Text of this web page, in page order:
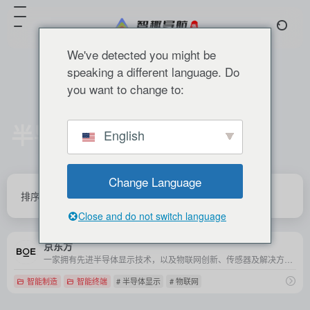
半导体显示
排序 发布 更新 浏览 点赞
京东方
智能制造 智能终端 # 半导体显示 # 物联网
We've detected you might be
speaking a different language. Do
you want to change to:
English
Change Language
Close and do not switch language